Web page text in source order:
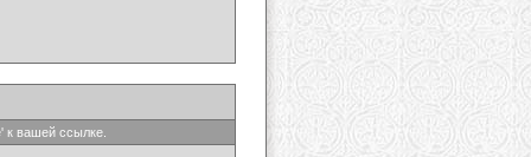
к вашей ссылке.